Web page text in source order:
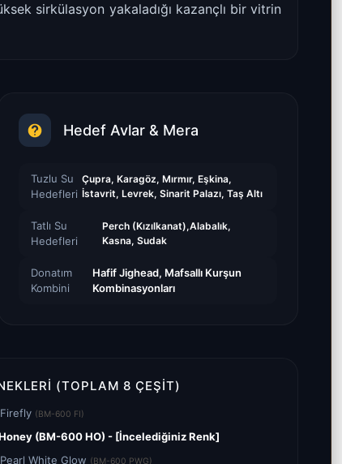
sirkülasyon yakaladığı kazançlı bir vitrin
Hedef Avlar & Mera
Tuzlu Su
Hedefleri
Çupra, Karagöz, Mırmır, Eşkina,
İstavrit, Levrek, Sinarit Palazı, Taş Altı
Tatlı Su
Hedefleri
Perch (Kızılkanat),Alabalık,
Kasna, Sudak
Donatım
Kombini
Hafif Jighead, Mafsallı Kurşun
Kombinasyonları
(TOPLAM 8 ÇEŞIT)
Firefly (BM-600 FI)
(BM-600 HO) - [İncelediğiniz Renk]
Pearl White Glow (BM-600 PWG)